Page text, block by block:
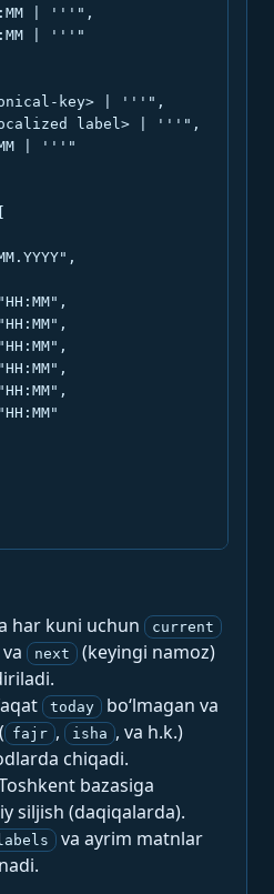
| '''",
| '''"
key> | '''",
label> | '''",
| '''"
har kuni uchun current
next
(keyingi namoz)
today
bo‘lmagan va
fajr , isha , va h.k.)
chiqadi.
bazasiga
siljish (daqiqalarda).
labels
va ayrim matnlar